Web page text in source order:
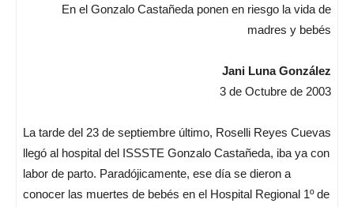
En el Gonzalo Castañeda ponen en riesgo la vida de
madres y bebés
Jani Luna González
3 de Octubre de 2003
La tarde del 23 de septiembre último, Roselli Reyes Cuevas
llegó al hospital del ISSSTE Gonzalo Castañeda, iba ya con
labor de parto. Paradójicamente, ese día se dieron a
conocer las muertes de bebés en el Hospital Regional 1º de